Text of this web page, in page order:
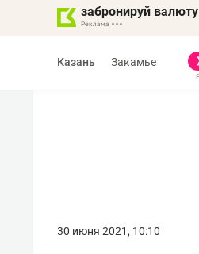
забронируй валюту
Казань Закамье
30 июня 2021, 10:10